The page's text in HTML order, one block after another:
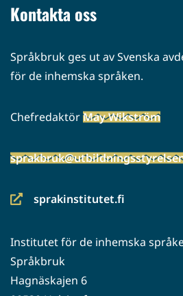
Kontakta oss
Språkbruk ges ut av Svenska
för de inhemska språken.
ChefredaktörMay Wikström
sprakinstitutet.fi
(siirryt
palveluun)
Institutet för de inhemska
Språkbruk
Hagnäskajen 6